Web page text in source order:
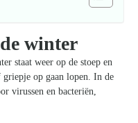
winter
staat weer op de stoep en
op gaan lopen. In de
virussen en bacteriën,